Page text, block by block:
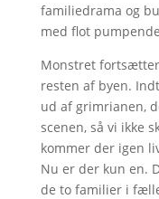
familiedrama og
med flot
Monstret
resten af byen.
ud af grimrianen,
scenen, så vi ikke
kommer der igen
Nu er der kun en.
de to familier i